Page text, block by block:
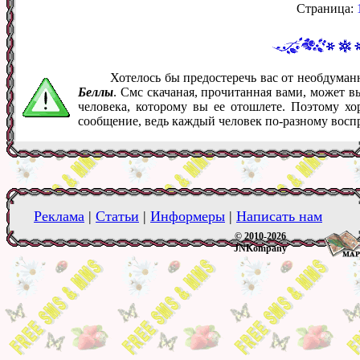
Страница:
Хотелось бы предостеречь вас от
Беллы. Смс скачаная, прочитанная вами, может
человека, которому вы ее отошлете. Поэтому
сообщение, ведь каждый человек по-разному
Реклама | Статьи | Информеры | Написать нам
© 2010-2026
JNKompany